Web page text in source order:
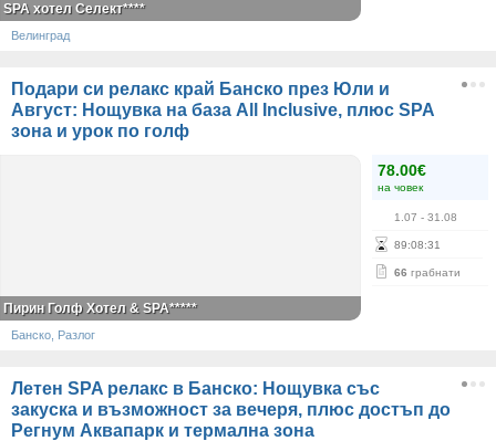
SPA хотел Селект****
Велинград
Подари си релакс край Банско през Юли и
Август: Нощувка на база All Inclusive, плюс SPA
зона и урок по голф
78.00€
на човек
1.07 - 31.08
89:08:30
66 грабнати
Пирин Голф Хотел & SPA*****
Банско, Разлог
Летен SPA релакс в Банско: Нощувка със
закуска и възможност за вечеря, плюс достъп до
Регнум Аквапарк и термална зона